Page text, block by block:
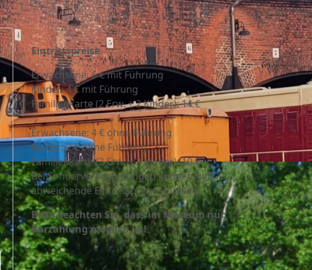
Eintrittspreise
Erwachsene: 6 € mit Führung
Kinder: 4 € mit Führung
Familienkarte (2 Erw. + 2 Kinder): 14 €
Erwachsene: 4 € ohne Führung
Kinder: 2 € ohne Führung
Familienkarte (2 Erw. + 2 Kinder): 10 €
Bei Sonderveranstaltungen können ggf.
abweichende Eintrittspreise anfallen.
Bitte beachten Sie, dass im Museum nur
Barzahlung möglich ist!